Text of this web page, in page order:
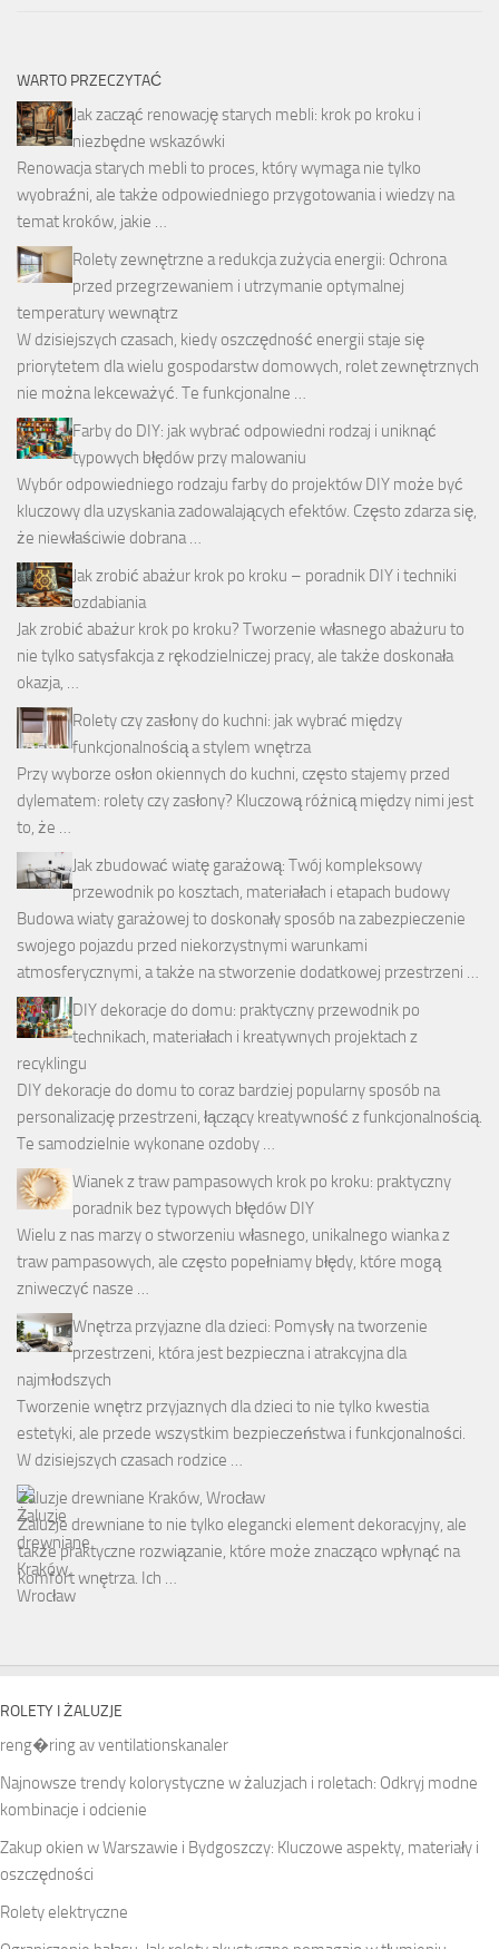
WARTO PRZECZYTAĆ
Jak zacząć renowację starych mebli: krok po kroku i
niezbędne wskazówki
Renowacja starych mebli to proces, który wymaga nie tylko
wyobraźni, ale także odpowiedniego przygotowania i wiedzy na
temat kroków, jakie …
Rolety zewnętrzne a redukcja zużycia energii: Ochrona
przed przegrzewaniem i utrzymanie optymalnej
temperatury wewnątrz
W dzisiejszych czasach, kiedy oszczędność energii staje się
priorytetem dla wielu gospodarstw domowych, rolet zewnętrznych
nie można lekceważyć. Te funkcjonalne …
Farby do DIY: jak wybrać odpowiedni rodzaj i uniknąć
typowych błędów przy malowaniu
Wybór odpowiedniego rodzaju farby do projektów DIY może być
kluczowy dla uzyskania zadowalających efektów. Często zdarza się,
że niewłaściwie dobrana …
Jak zrobić abażur krok po kroku – poradnik DIY i techniki
ozdabiania
Jak zrobić abażur krok po kroku? Tworzenie własnego abażuru to
nie tylko satysfakcja z rękodzielniczej pracy, ale także doskonała
okazja, …
Rolety czy zasłony do kuchni: jak wybrać między
funkcjonalnością a stylem wnętrza
Przy wyborze osłon okiennych do kuchni, często stajemy przed
dylematem: rolety czy zasłony? Kluczową różnicą między nimi jest
to, że …
Jak zbudować wiatę garażową: Twój kompleksowy
przewodnik po kosztach, materiałach i etapach budowy
Budowa wiaty garażowej to doskonały sposób na zabezpieczenie
swojego pojazdu przed niekorzystnymi warunkami
atmosferycznymi, a także na stworzenie dodatkowej przestrzeni …
DIY dekoracje do domu: praktyczny przewodnik po
technikach, materiałach i kreatywnych projektach z
recyklingu
DIY dekoracje do domu to coraz bardziej popularny sposób na
personalizację przestrzeni, łączący kreatywność z funkcjonalnością.
Te samodzielnie wykonane ozdoby …
Wianek z traw pampasowych krok po kroku: praktyczny
poradnik bez typowych błędów DIY
Wielu z nas marzy o stworzeniu własnego, unikalnego wianka z
traw pampasowych, ale często popełniamy błędy, które mogą
zniweczyć nasze …
Wnętrza przyjazne dla dzieci: Pomysły na tworzenie
przestrzeni, która jest bezpieczna i atrakcyjna dla
najmłodszych
Tworzenie wnętrz przyjaznych dla dzieci to nie tylko kwestia
estetyki, ale przede wszystkim bezpieczeństwa i funkcjonalności.
W dzisiejszych czasach rodzice …
Żaluzje drewniane Kraków, Wrocław
Żaluzje drewniane to nie tylko elegancki element dekoracyjny, ale
także praktyczne rozwiązanie, które może znacząco wpłynąć na
komfort wnętrza. Ich …
ROLETY I ŻALUZJE
reng�ring av ventilationskanaler
Najnowsze trendy kolorystyczne w żaluzjach i roletach: Odkryj modne
kombinacje i odcienie
Zakup okien w Warszawie i Bydgoszczy: Kluczowe aspekty, materiały i
oszczędności
Rolety elektryczne